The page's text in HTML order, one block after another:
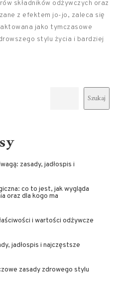
składników odżywczych oraz
z efektem jo-jo, zaleca się
jako tymczasowe
stylu życia i bardziej
Szukaj
zasady, jadłospis i
co to jest, jak wygląda
oraz dla kogo ma
i wartości odżywcze
jadłospis i najczęstsze
zasady zdrowego stylu